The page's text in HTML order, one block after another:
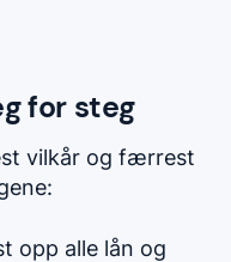
for steg
vilkår og færrest
opp alle lån og